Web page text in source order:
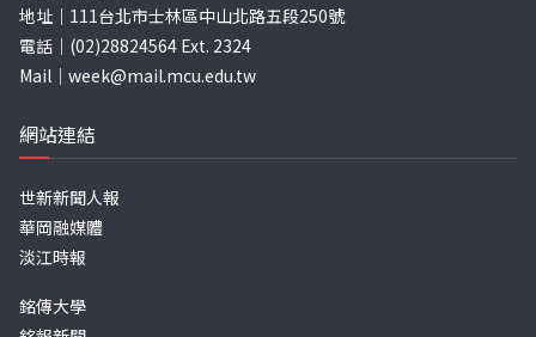
地址｜111台北市士林區中山北路五段250號
電話｜(02)28824564 Ext. 2324
Mail｜ week@mail.mcu.edu.tw
網站連結
世新新聞人報
華岡融媒體
淡江時報
銘傳大學